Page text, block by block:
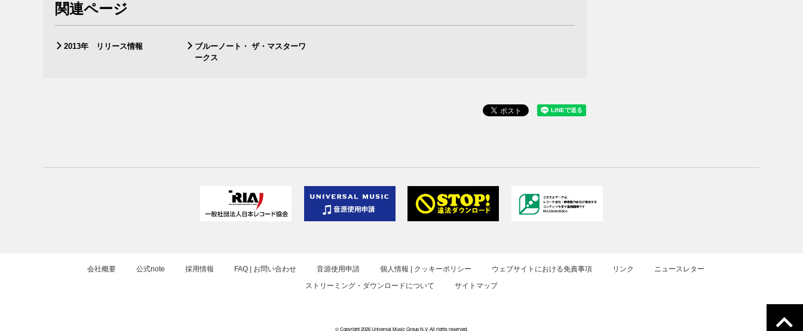
関連ページ
2013年 リリース情報
ブルーノート・ ザ・マスターワ
ークス
会社概要 公式note 採用情報 FAQ | お問い合わせ 音源使用申請 個人情報 | クッキーポリシー ウェブサイトにおける免責事項 リンク ニュースレター
ストリーミング・ダウンロードについて サイトマップ
© Copyright 2026 Universal Music Group N.V. All rights reserved.